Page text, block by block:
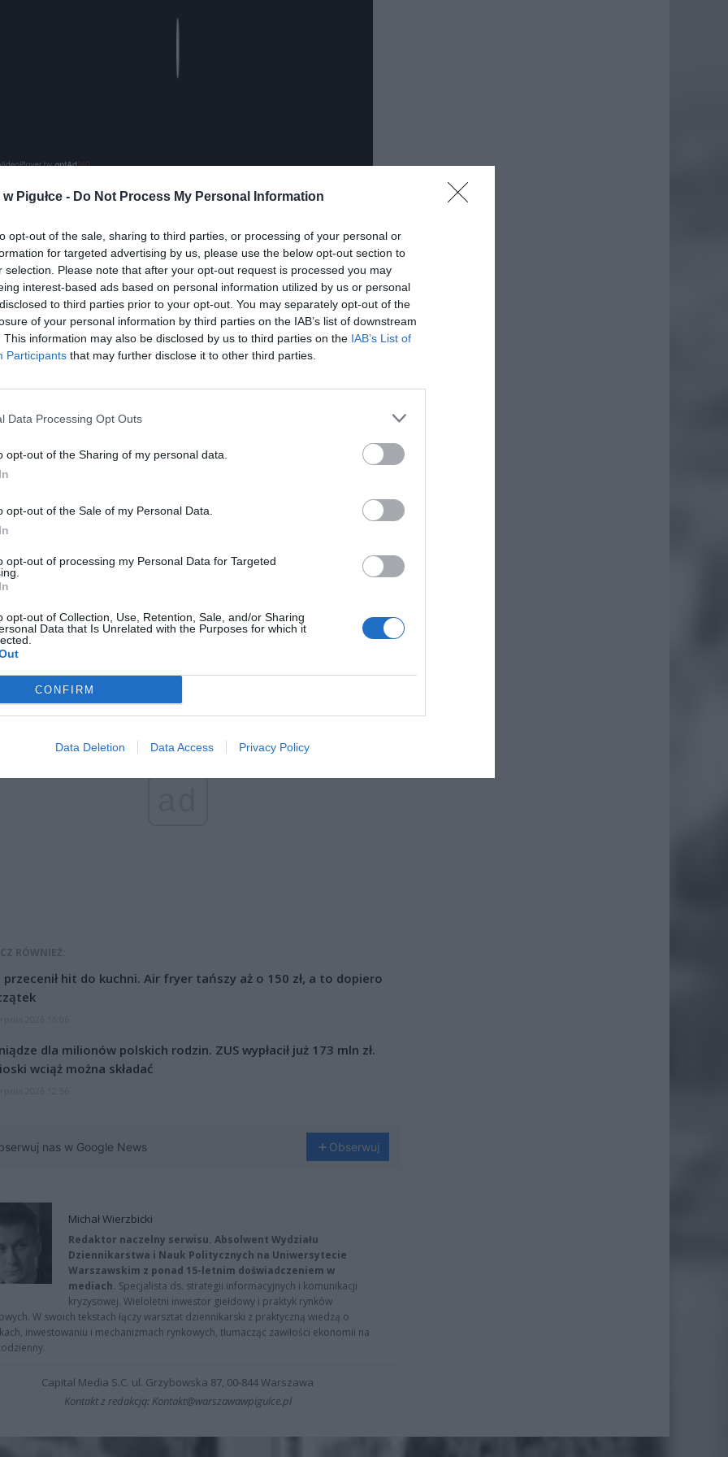
Pigułce - Do Not Process My Personal Information
opt-out of the sale, sharing to third parties, or processing of your personal or
for targeted advertising by us, please use the below opt-out section to
selection. Please note that after your opt-out request is processed you may
interest-based ads based on personal information utilized by us or personal
to third parties prior to your opt-out. You may separately opt-out of the
of your personal information by third parties on the IAB’s list of downstream
This information may also be disclosed by us to third parties on the IAB’s List of
Participants that may further disclose it to other third parties.
Data Processing Opt Outs
opt-out of the Sharing of my personal data.
opt-out of the Sale of my Personal Data.
opt-out of processing my Personal Data for Targeted
opt-out of Collection, Use, Retention, Sale, and/or Sharing
Data that Is Unrelated with the Purposes for which it
CONFIRM
Data Deletion Data Access Privacy Policy
nas do preferowanych źródeł w Google Dodaj
potwierdziło Biuro Prasowe Komendy Stołecznej Policji. Funkcjonariusze
że ciało zostało znaleziono we wczesnych godzinach porannych.
mężczyzna zmarł z przyczyn naturalnych. Wstępne ustalenia
udział osób trzecich. Zapewne jednak ciało zostanie przetransportowane
Medycyny Sądowej w celu potwierdzenia.
RÓWNIEŻ:
przecenił hit do kuchni. Air fryer tańszy aż o 150 zł, a to dopiero
dla milionów polskich rodzin. ZUS wypłacił już 173 mln zł.
wciąż można składać
nas w Google News Obserwuj
Michał Wierzbicki
Redaktor naczelny serwisu. Absolwent Wydziału
Dziennikarstwa i Nauk Politycznych na Uniwersytecie
Warszawskim z ponad 15-letnim doświadczeniem w
mediach. Specjalista ds. strategii informacyjnych i komunikacji
kryzysowej. Wieloletni inwestor giełdowy i praktyk rynków
W swoich tekstach łączy warsztat dziennikarski z praktyczną wiedzą o
inwestowaniu i mechanizmach rynkowych, tłumacząc zawiłości ekonomii na
Capital Media S.C. ul. Grzybowska 87, 00-844 Warszawa
Kontakt z redakcją: Kontakt@warszawawpigulce.pl